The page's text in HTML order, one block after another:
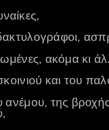
ακόμα κι
και του
ανέμου, της